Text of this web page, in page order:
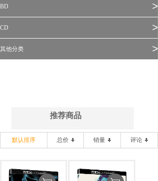
BD >
CD >
其他分类 >
推荐商品
默认排序 总价 销量 评论